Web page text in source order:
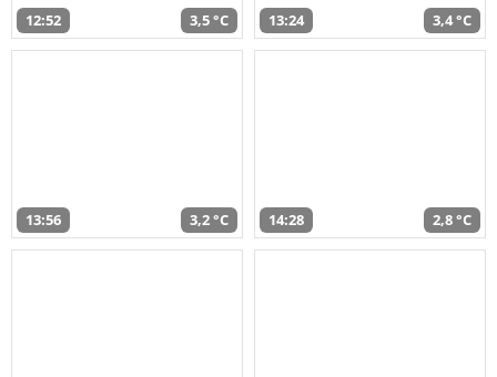
12:52 3,5 °C 13:24 3,4 °C
13:56 3,2 °C 14:28 2,8 °C